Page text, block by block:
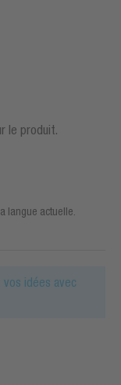
le produit.
langue actuelle.
idées avec